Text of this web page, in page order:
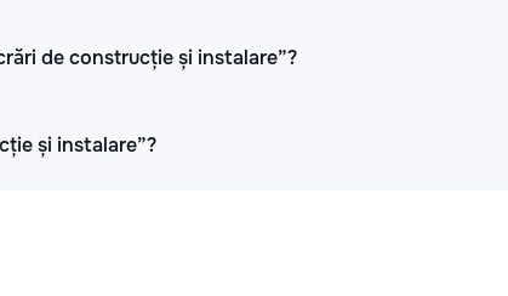
de construcție și instalare”?
și instalare”?